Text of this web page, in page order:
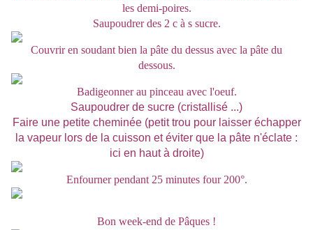
les demi-poires.
Saupoudrer des 2 c à s sucre.
Couvrir en soudant bien la pâte du dessus avec la pâte du
dessous.
Badigeonner au pinceau avec l'oeuf.
Saupoudrer de sucre (cristallisé ...)
Faire une petite cheminée (petit trou pour laisser échapper
la vapeur lors de la cuisson et éviter que la pâte n'éclate :
ici en haut à droite)
Enfourner pendant 25 minutes four 200°.
Bon week-end de Pâques !